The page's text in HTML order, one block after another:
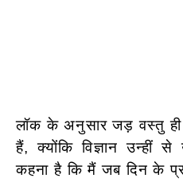
लॉक के अनुसार जड़ वस्तु ही
हैं, क्योंकि विज्ञान उन्हीं
कहना है कि मैं जब दिन के